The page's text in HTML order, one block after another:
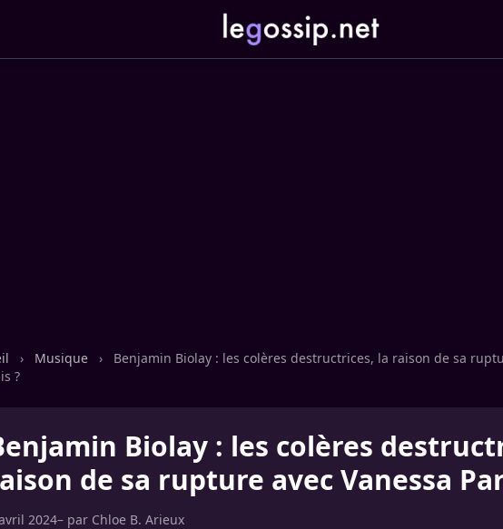
› Musique ›
Benjamin Biolay : les colères destructrices, la raison de sa
?
Biolay : les colères
de sa rupture avec Vanessa
2024– par Chloe B. Arieux